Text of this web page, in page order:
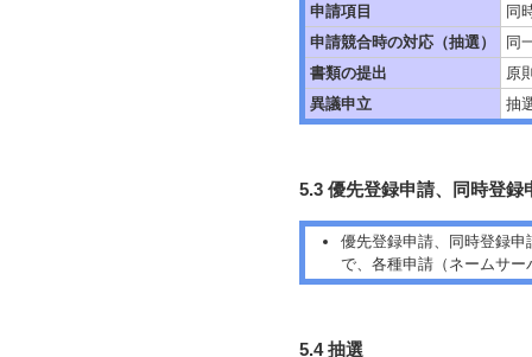
申請項目
同
申請競合時の対応（抽選）
同
書類の提出
原
異議申立
抽
5.3 優先登録申請、同時登録
優先登録申請、同時登録
で、各種申請（ネームサ
5.4 抽選